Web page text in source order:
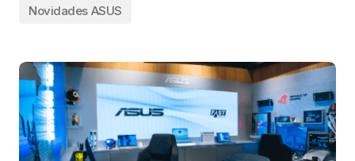
Novidades ASUS